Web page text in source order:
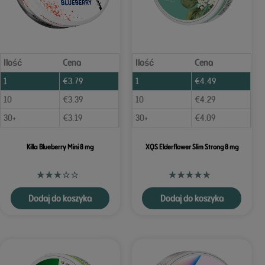
Ilość
Cena
1
€3.79
10
€3.39
30+
€3.19
Killa Blueberry Mini 8 mg
Dodaj do koszyka
Ilość
Cena
1
€4.49
10
€4.29
30+
€4.09
XQS Elderflower Slim Strong 8 mg
Dodaj do koszyka